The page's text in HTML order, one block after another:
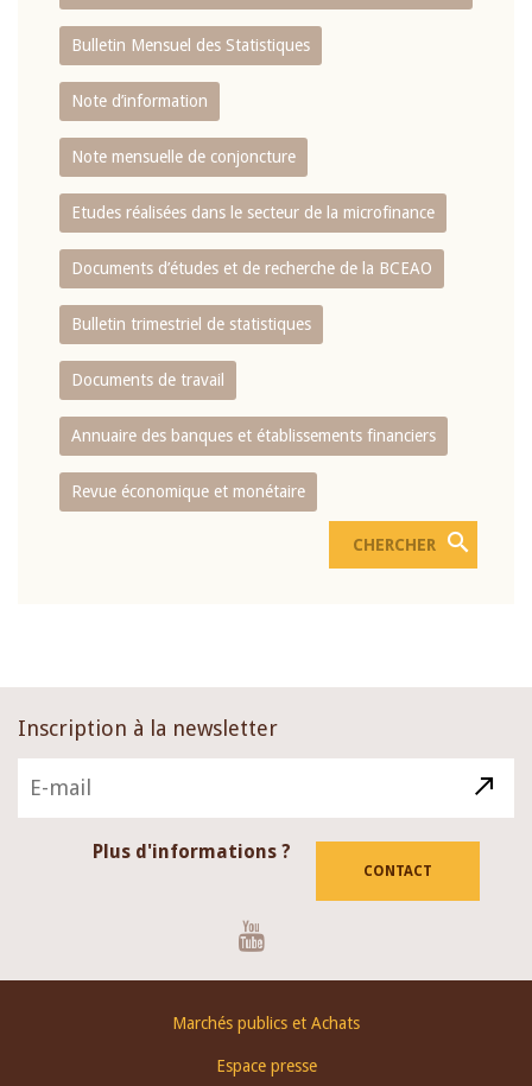
Bulletin Mensuel des Statistiques
Note d’information
Note mensuelle de conjoncture
Etudes réalisées dans le secteur de la microfinance
Documents d’études et de recherche de la BCEAO
Bulletin trimestriel de statistiques
Documents de travail
Annuaire des banques et établissements financiers
Revue économique et monétaire
Inscription à la newsletter
Plus d'informations ?
CONTACT
Marchés publics et Achats
Espace presse